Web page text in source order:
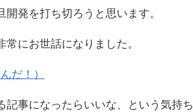
発を打ち切ろうと思います。
にお世話になりました。
だ！）
事になったらいいな、という気持ち